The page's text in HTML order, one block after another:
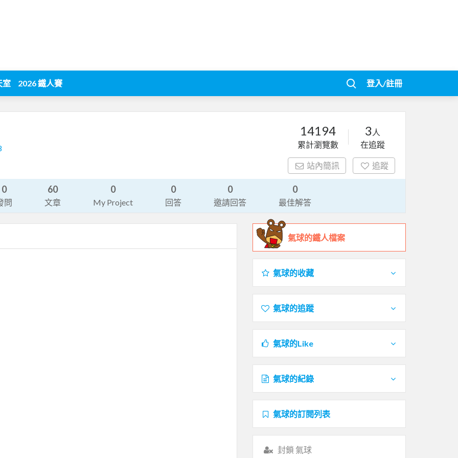
室 2026 鐵人賽 登入/註冊
14194
累計瀏覽數
3 人
在追蹤
站內簡訊 追蹤
0
問
60
文章
0
My Project
0
回答
0
邀請回答
0
最佳解答
氣球的鐵人檔案
氣球的收藏
氣球的追蹤
氣球的Like
氣球的紀錄
氣球的訂閱列表
封鎖 氣球